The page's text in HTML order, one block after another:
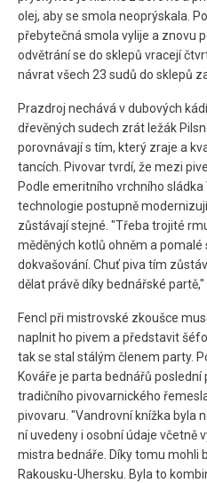
olej, aby se smola neoprýskala.
přebytečná smola vylije a znovu
odvětrání se do sklepů vracejí
návrat všech 23 sudů do sklepů
Prazdroj nechává v dubových
dřevěných sudech zrát ležák
porovnávají s tím, který zraje a
tancích. Pivovar tvrdí, že mezi
Podle emeritního vrchního sládka
technologie postupně
zůstávají stejné. "Třeba trojité
měděných kotlů ohněm a pomalé
dokvašování. Chuť piva tím
dělat právě díky bednářské partě,"
Fencl při mistrovské zkoušce
naplnit ho pivem a představit
tak se stal stálým členem party.
Kováře je parta bednářů
tradičního pivovarnického
pivovaru. "Vandrovní knížka byla
ní uvedeny i osobní údaje včetně
mistra bednáře. Díky tomu mohli
Rakousku-Uhersku. Byla to